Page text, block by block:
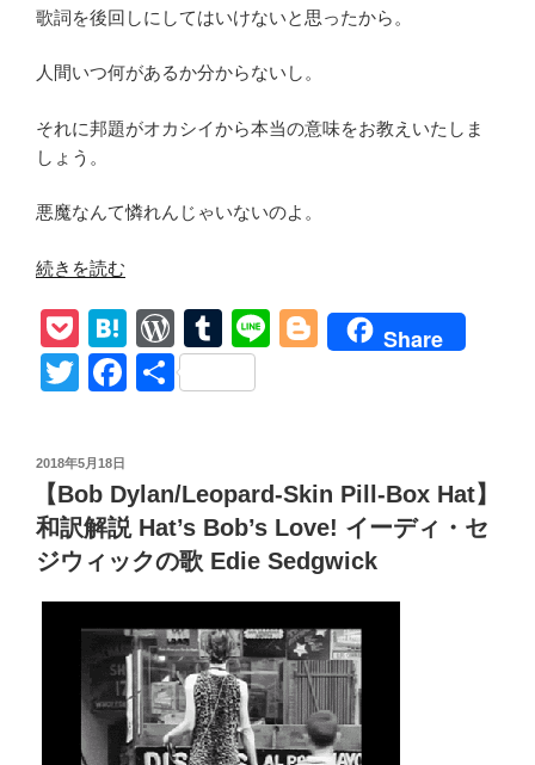
歌詞を後回しにしてはいけないと思ったから。
人間いつ何があるか分からないし。
それに邦題がオカシイから本当の意味をお教えいたしま
しょう。
悪魔なんて憐れんじゃいないのよ。
“【Sympathy
The
Devil
/The
和
訳
MV
集
続きを読む
P
o
ck
H
at
e
a
W
or
d
e
ss
T
u
m
r
Li
Bl
er
Share
T
tt
er
F
e
b
o
o
k
共
投
日:
2018年5月18日
【Bob Dylan/Leopard-Skin Pill-Box Hat】
和訳解説 Hat’s Bob’s Love! イーディ・セ
ジウィックの歌 Edie Sedgwick